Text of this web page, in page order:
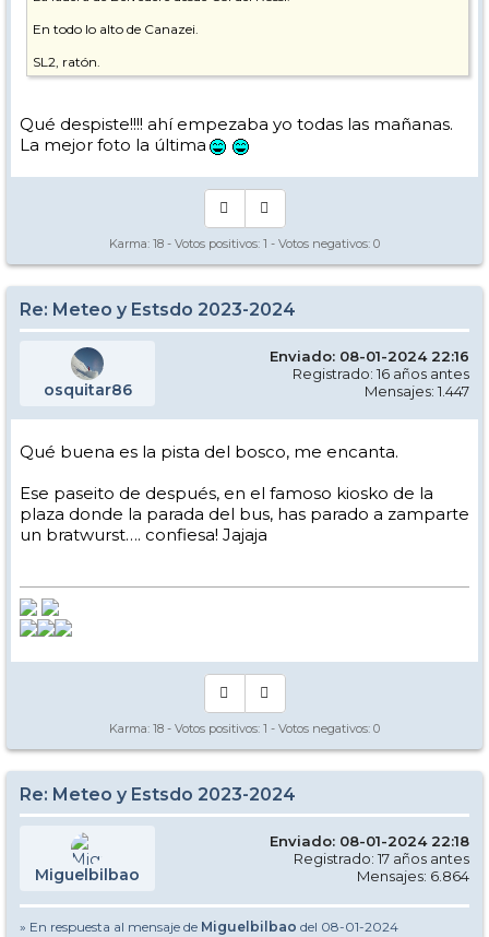
En todo lo alto de Canazei.
SL2, ratón.
Qué despiste!!!! ahí empezaba yo todas las mañanas.
La mejor foto la última
Karma: 18 - Votos positivos: 1 - Votos negativos: 0
Re: Meteo y Estsdo 2023-2024
osquitar86
Enviado: 08-01-2024 22:16
Registrado: 16 años antes
Mensajes: 1.447
Qué buena es la pista del bosco, me encanta.
Ese paseito de después, en el famoso kiosko de la
plaza donde la parada del bus, has parado a zamparte
un bratwurst…. confiesa! Jajaja
Karma: 18 - Votos positivos: 1 - Votos negativos: 0
Re: Meteo y Estsdo 2023-2024
Miguelbilbao
Enviado: 08-01-2024 22:18
Registrado: 17 años antes
Mensajes: 6.864
» En respuesta al mensaje de Miguelbilbao del 08-01-2024